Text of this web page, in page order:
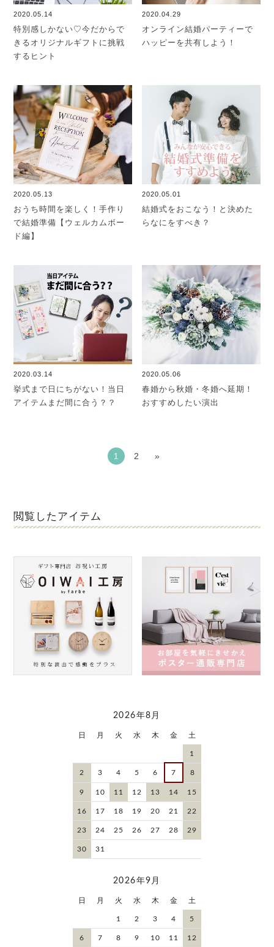
2020.05.14
特別感しかない♡今だからで
きるオリジナルギフトに挑戦
するヒント
2020.04.29
オンライン結婚パーティーで
ハッピーを共有しよう！
2020.05.13
おうち時間を楽しく！手作り
で結婚準備【ウェルカムボー
ド編】
2020.05.01
結婚式をおこなう！と決めた
らなにをすべき？
2020.03.14
挙式まで日にちがない！当日
アイテムまだ間に合う？？
2020.05.06
春婚から秋婚・冬婚へ延期！
おすすめしたい演出
1 2 »
閲覧したアイテム
2026年8月
日 月 火 水 木 金 土
1
2 3 4 5 6 7 8
9 10 11 12 13 14 15
16 17 18 19 20 21 22
23 24 25 26 27 28 29
30 31
2026年9月
日 月 火 水 木 金 土
1 2 3 4 5
6 7 8 9 10 11 12